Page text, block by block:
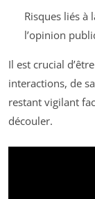
Risques liés
l’opinion
Il est crucial
interactions, de
restant vigilant
découler.